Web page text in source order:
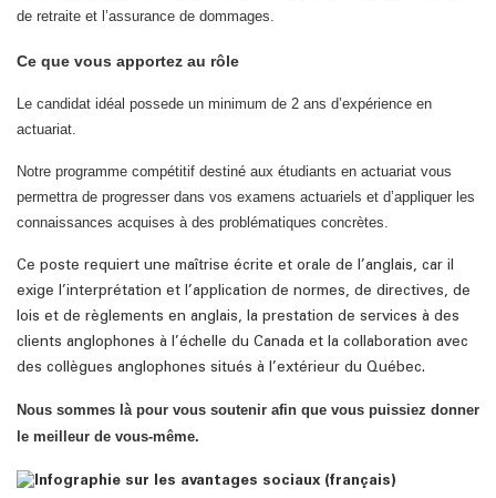
de retraite et l’assurance de dommages.
Ce que vous apportez au rôle
Le candidat idéal possede un minimum de 2 ans d’expérience en
actuariat.
Notre programme compétitif destiné aux étudiants en actuariat vous
permettra de progresser dans vos examens actuariels et d’appliquer les
connaissances acquises à des problématiques concrètes.
Ce poste requiert une maîtrise écrite et orale de l’anglais, car il
exige l’interprétation et l’application de normes, de directives, de
lois et de règlements en anglais, la prestation de services à des
clients anglophones à l’échelle du Canada et la collaboration avec
des collègues anglophones situés à l’extérieur du Québec.
Nous sommes là pour vous soutenir afin que vous puissiez donner
le meilleur de vous-même.